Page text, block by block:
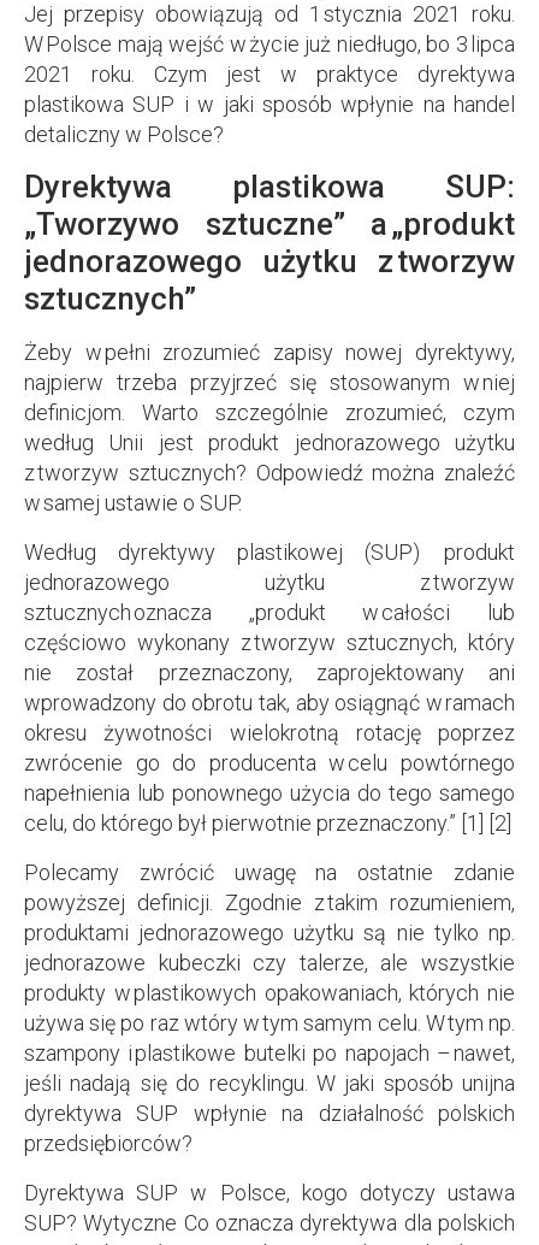
Jej przepisy obowiązują od 1 stycznia 2021 roku.
W Polsce mają wejść w życie już niedługo, bo 3 lipca
2021 roku. Czym jest w praktyce dyrektywa
plastikowa SUP i w jaki sposób wpłynie na handel
detaliczny w Polsce?
Dyrektywa plastikowa SUP:
„Tworzywo sztuczne” a „produkt
jednorazowego użytku z tworzyw
sztucznych”
Żeby w pełni zrozumieć zapisy nowej dyrektywy,
najpierw trzeba przyjrzeć się stosowanym w niej
definicjom. Warto szczególnie zrozumieć, czym
według Unii jest produkt jednorazowego użytku
z tworzyw sztucznych? Odpowiedź można znaleźć
w samej ustawie o SUP.
Według dyrektywy plastikowej (SUP) produkt
jednorazowego użytku z tworzyw
sztucznych oznacza „produkt w całości lub
częściowo wykonany z tworzyw sztucznych, który
nie został przeznaczony, zaprojektowany ani
wprowadzony do obrotu tak, aby osiągnąć w ramach
okresu żywotności wielokrotną rotację poprzez
zwrócenie go do producenta w celu powtórnego
napełnienia lub ponownego użycia do tego samego
celu, do którego był pierwotnie przeznaczony.” [1] [2]
Polecamy zwrócić uwagę na ostatnie zdanie
powyższej definicji. Zgodnie z takim rozumieniem,
produktami jednorazowego użytku są nie tylko np.
jednorazowe kubeczki czy talerze, ale wszystkie
produkty w plastikowych opakowaniach, których nie
używa się po raz wtóry w tym samym celu. W tym np.
szampony i plastikowe butelki po napojach – nawet,
jeśli nadają się do recyklingu. W jaki sposób unijna
dyrektywa SUP wpłynie na działalność polskich
przedsiębiorców?
Dyrektywa SUP w Polsce, kogo dotyczy ustawa
SUP? Wytyczne Co oznacza dyrektywa dla polskich